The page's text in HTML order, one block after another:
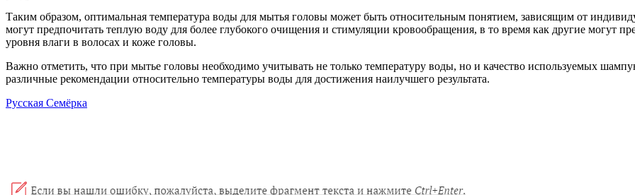
Таким образом, оптимальная температура воды для мытья головы может быть относительным понятием, зависящим от
могут предпочитать теплую воду для более глубокого очищения и стимуляции кровообращения, в то время как другие могут
уровня влаги в волосах и коже головы.
Важно отметить, что при мытье головы необходимо учитывать не только температуру воды, но и качество используемых
различные рекомендации относительно температуры воды для достижения наилучшего результата.
Русская Семёрка